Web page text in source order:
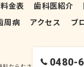
0480-
金表 歯科医紹介
周病 アクセス ブ